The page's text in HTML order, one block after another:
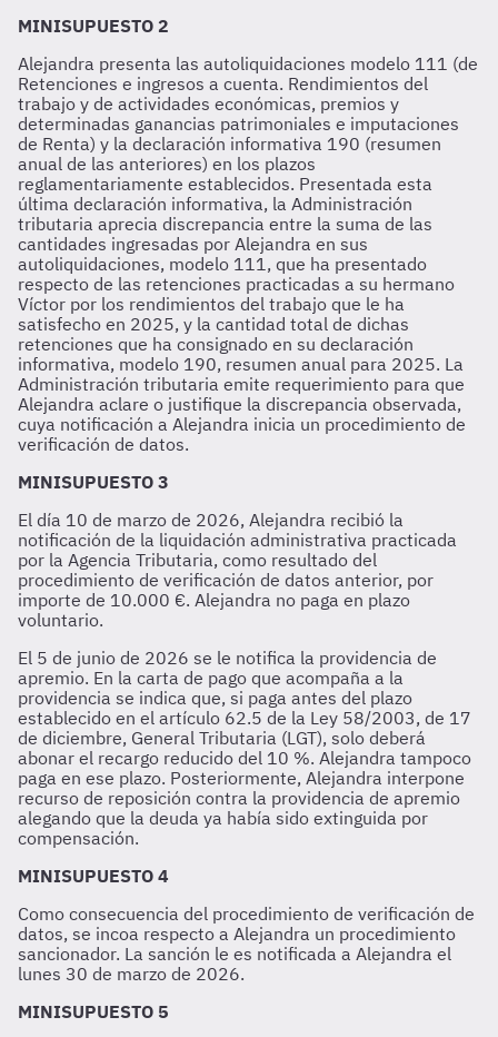
MINISUPUESTO 2
Alejandra presenta las autoliquidaciones modelo 111 (de
Retenciones e ingresos a cuenta. Rendimientos del
trabajo y de actividades económicas, premios y
determinadas ganancias patrimoniales e imputaciones
de Renta) y la declaración informativa 190 (resumen
anual de las anteriores) en los plazos
reglamentariamente establecidos. Presentada esta
última declaración informativa, la Administración
tributaria aprecia discrepancia entre la suma de las
cantidades ingresadas por Alejandra en sus
autoliquidaciones, modelo 111, que ha presentado
respecto de las retenciones practicadas a su hermano
Víctor por los rendimientos del trabajo que le ha
satisfecho en 2025, y la cantidad total de dichas
retenciones que ha consignado en su declaración
informativa, modelo 190, resumen anual para 2025. La
Administración tributaria emite requerimiento para que
Alejandra aclare o justifique la discrepancia observada,
cuya notificación a Alejandra inicia un procedimiento de
verificación de datos.
MINISUPUESTO 3
El día 10 de marzo de 2026, Alejandra recibió la
notificación de la liquidación administrativa practicada
por la Agencia Tributaria, como resultado del
procedimiento de verificación de datos anterior, por
importe de 10.000 €. Alejandra no paga en plazo
voluntario.
El 5 de junio de 2026 se le notifica la providencia de
apremio. En la carta de pago que acompaña a la
providencia se indica que, si paga antes del plazo
establecido en el artículo 62.5 de la Ley 58/2003, de 17
de diciembre, General Tributaria (LGT), solo deberá
abonar el recargo reducido del 10 %. Alejandra tampoco
paga en ese plazo. Posteriormente, Alejandra interpone
recurso de reposición contra la providencia de apremio
alegando que la deuda ya había sido extinguida por
compensación.
MINISUPUESTO 4
Como consecuencia del procedimiento de verificación de
datos, se incoa respecto a Alejandra un procedimiento
sancionador. La sanción le es notificada a Alejandra el
lunes 30 de marzo de 2026.
MINISUPUESTO 5